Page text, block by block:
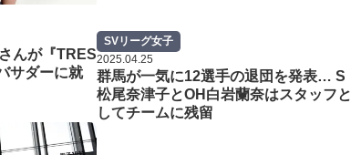
んが『TRES
サダーに就
SVリーグ女子
2025.04.25
群馬が一気に12選手の退団を発表… S
松尾奈津子とOH白岩蘭奈はスタッフと
してチームに残留